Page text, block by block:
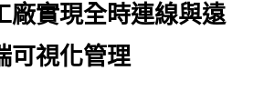
廠實現全時連線與遠
可視化管理